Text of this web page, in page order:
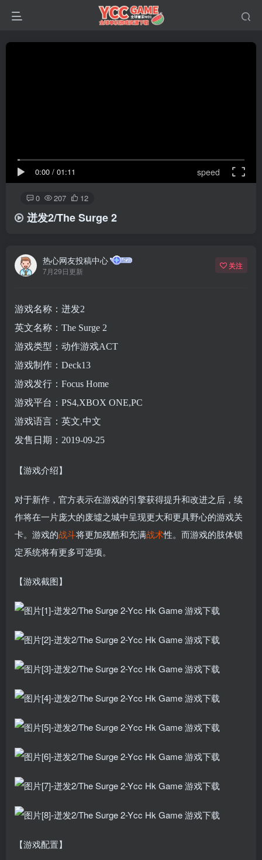
0:00 / 01:11 speed
0 207 12
迸发2/The Surge 2
热心网友投稿中心
7月29日更新
关注
游戏名称：迸发2
英文名称：The Surge 2
游戏类型：动作游戏ACT
游戏制作：Deck13
游戏发行：Focus Home
游戏平台：PS4,XBOX ONE,PC
游戏语言：英文,中文
发售日期：2019-09-25
【游戏介绍】
对于新作，官方表示在游戏的引擎获得提升和改进之后，续
作将在一片庞大的废墟之城中呈现更大和更具野心的游戏关
卡。游戏的战斗将更加残酷和充满战术性。而游戏的肢体锁
定系统将有更多可选项。
【游戏截图】
【游戏配置】